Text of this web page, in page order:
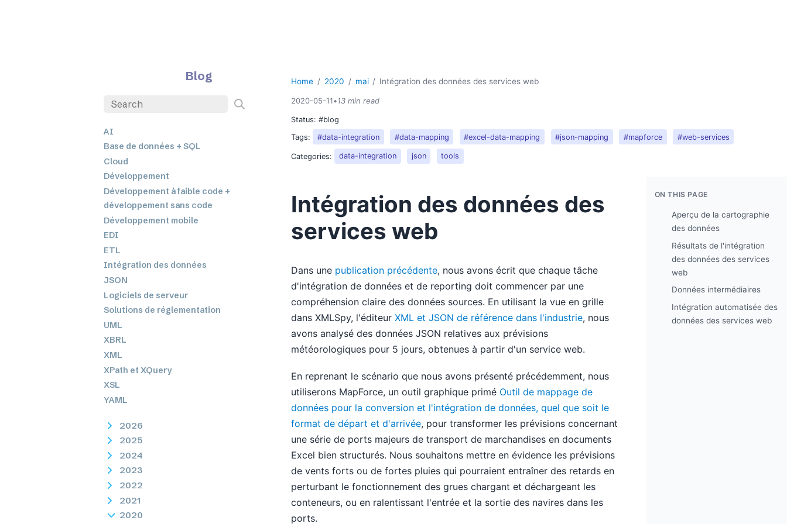
Blog
AI
Base de données + SQL
Cloud
Développement
Développement à faible code +
développement sans code
Développement mobile
EDI
ETL
Intégration des données
JSON
Logiciels de serveur
Solutions de réglementation
UML
XBRL
XML
XPath et XQuery
XSL
YAML
2026
2025
2024
2023
2022
2021
2020
Home 2020 mai Intégration des données des services web
2020-05-11•13 min read
Status:#blog
Tags:
#data-integration #data-mapping #excel-data-mapping #json-mapping #mapforce #web-services
Categories: data-integration json tools
Intégration des données des
services web
Dans une publication précédente, nous avons écrit que chaque tâche
d'intégration de données et de reporting doit commencer par une
compréhension claire des données sources. En utilisant la vue en grille
dans XMLSpy, l'éditeurXML et JSON de référence dans l'industrie, nous
avons analysé des données JSON relatives aux prévisions
météorologiques pour 5 jours, obtenues à partir d'un service web.
En reprenant le scénario que nous avons présenté précédemment, nous
utiliserons MapForce, un outil graphique primé Outil de mappage de
données pour la conversion et l'intégration de données, quel que soit le
format de départ et d'arrivée, pour transformer les prévisions concernant
une série de ports majeurs de transport de marchandises en documents
Excel bien structurés. Nous souhaitons mettre en évidence les prévisions
de vents forts ou de fortes pluies qui pourraient entraîner des retards en
perturbant le fonctionnement des grues chargant et déchargeant les
conteneurs, ou en ralentissant l'entrée et la sortie des navires dans les
ports.
ON THIS PAGE
Aperçu de la cartographie
des données
Résultats de l'intégration
des données des services
web
Données intermédiaires
Intégration automatisée des
données des services web